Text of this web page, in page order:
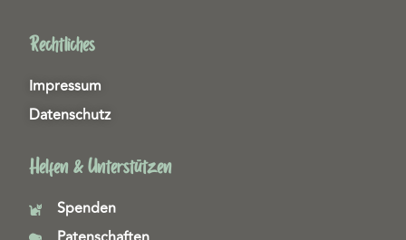
Rechtliches
Impressum
Datenschutz
Helfen & Unterstützen
Spenden